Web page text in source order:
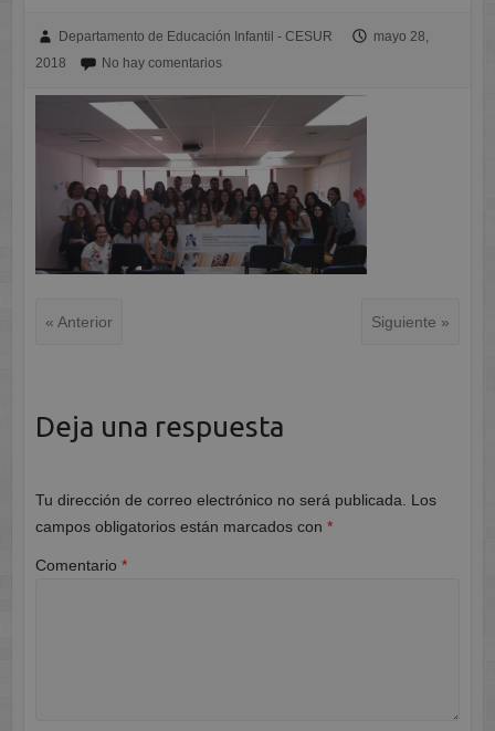
Departamento de Educación Infantil - CESUR
mayo 28,
2018
No hay comentarios
« Anterior Siguiente »
Deja una respuesta
Tu dirección de correo electrónico no será publicada.
Los
campos obligatorios están marcados con *
Comentario *